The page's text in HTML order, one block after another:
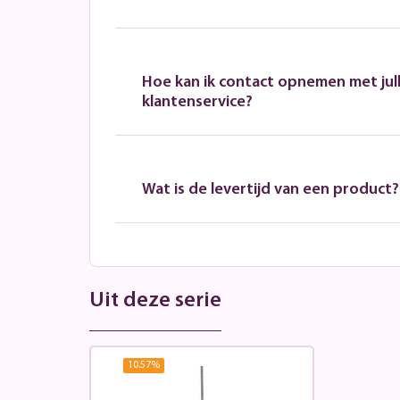
Hoe kan ik contact opnemen met
klantenservice?
Wat is de levertijd van een product?
Uit deze serie
10.57%